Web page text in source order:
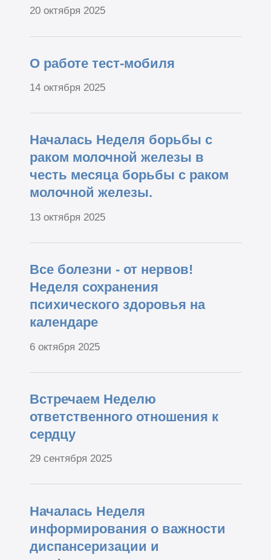
20 октября 2025
О работе тест-мобиля
14 октября 2025
Началась Неделя борьбы с
раком молочной железы в
честь месяца борьбы с раком
молочной железы.
13 октября 2025
Все болезни - от нервов!
Неделя сохранения
психического здоровья на
календаре
6 октября 2025
Встречаем Неделю
ответственного отношения к
сердцу
29 сентября 2025
Началась Неделя
информирования о важности
диспансеризации и